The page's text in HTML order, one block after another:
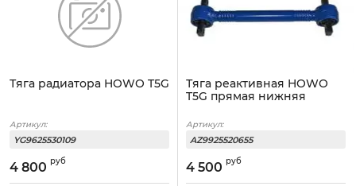
Тяга радиатора HOWO T5G
Артикул:
YG9625530109
4 800 руб
Тяга реактивная HOWO
T5G прямая нижняя
Артикул:
AZ9925520655
4 500 руб